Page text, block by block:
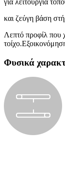
για λειτουργία
και ζεύγη βάση
Λεπτό προφίλ που
Φυσικά